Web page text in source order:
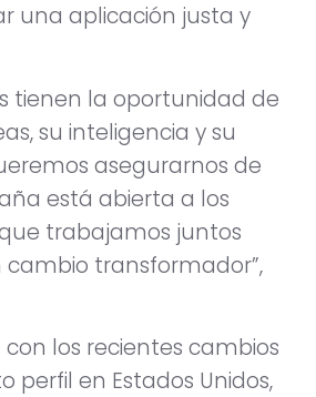
una aplicación justa y
tienen la oportunidad de
su inteligencia y su
asegurarnos de
está abierta a los
trabajamos juntos
transformador”,
los recientes cambios
perfil en Estados Unidos,